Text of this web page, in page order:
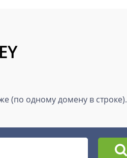
(по одному домену в строке).